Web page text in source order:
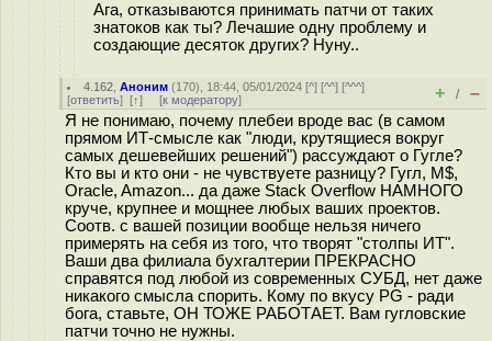
Ага, отказываются принимать патчи от таких
знатоков как ты? Лечашие одну проблему и
создающие десяток других? Нуну..
4.162 ,Аноним (170), 18:44, 05/01/2024 [^] [^^] [^^^]
[ответить] [↑] [к модератору] + / –
Я не понимаю, почему плебеи вроде вас (в самом
прямом ИТ-смысле как "люди, крутящиеся вокруг
самых дешевейших решений") рассуждают о Гугле?
Кто вы и кто они - не чувствуете разницу? Гугл, M$,
Oracle, Amazon... да даже Stack Overflow НАМНОГО
круче, крупнее и мощнее любых ваших проектов.
Соотв. с вашей позиции вообще нельзя ничего
примерять на себя из того, что творят "столпы ИТ".
Ваши два филиала бухгалтерии ПРЕКРАСНО
справятся под любой из современных СУБД, нет даже
никакого смысла спорить. Кому по вкусу PG - ради
бога, ставьте, ОН ТОЖЕ РАБОТАЕТ. Вам гугловские
патчи точно не нужны.